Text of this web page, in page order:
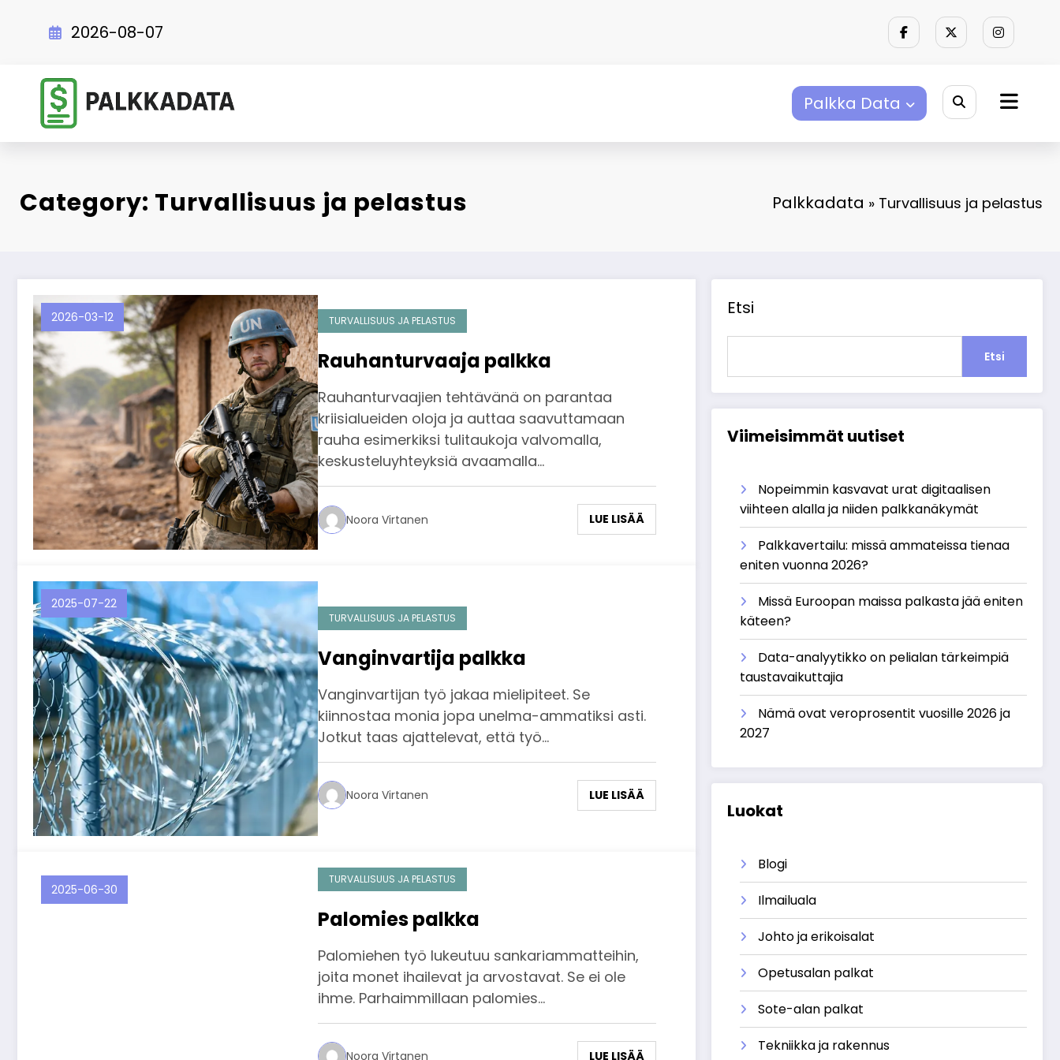
2026-08-07
Palkka Data
Category: Turvallisuus ja pelastus Palkkadata » Turvallisuus ja pelastus
2026-03-12 TURVALLISUUS JA PELASTUS
Rauhanturvaaja palkka
Rauhanturvaajien tehtävänä on parantaa
kriisialueiden oloja ja auttaa saavuttamaan
rauha esimerkiksi tulitaukoja valvomalla,
keskusteluyhteyksiä avaamalla…
Noora Virtanen LUE LISÄÄ
2025-07-22
TURVALLISUUS JA PELASTUS
Vanginvartija palkka
Vanginvartijan työ jakaa mielipiteet. Se
kiinnostaa monia jopa unelma-ammatiksi asti.
Jotkut taas ajattelevat, että työ…
Noora Virtanen LUE LISÄÄ
2025-06-30
TURVALLISUUS JA PELASTUS
Palomies palkka
Palomiehen työ lukeutuu sankariammatteihin,
joita monet ihailevat ja arvostavat. Se ei ole
ihme. Parhaimmillaan palomies…
Noora Virtanen LUE LISÄÄ
Etsi
Etsi
Viimeisimmät uutiset
Nopeimmin kasvavat urat digitaalisen
viihteen alalla ja niiden palkkanäkymät
Palkkavertailu: missä ammateissa tienaa
eniten vuonna 2026?
Missä Euroopan maissa palkasta jää eniten
käteen?
Data-analyytikko on pelialan tärkeimpiä
taustavaikuttajia
Nämä ovat veroprosentit vuosille 2026 ja
2027
Luokat
Blogi
Ilmailuala
Johto ja erikoisalat
Opetusalan palkat
Sote-alan palkat
Tekniikka ja rakennus